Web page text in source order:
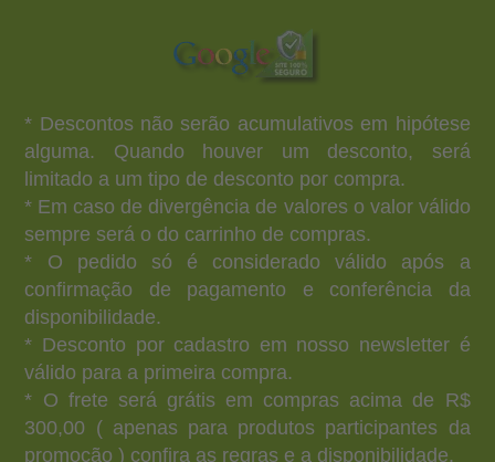
* Descontos não serão acumulativos em hipótese
alguma. Quando houver um desconto, será
limitado a um tipo de desconto por compra.
* Em caso de divergência de valores o valor válido
sempre será o do carrinho de compras.
* O pedido só é considerado válido após a
confirmação de pagamento e conferência da
disponibilidade.
* Desconto por cadastro em nosso newsletter é
válido para a primeira compra.
* O frete será grátis em compras acima de R$
300,00 ( apenas para produtos participantes da
promoção ) confira as regras e a disponibilidade.